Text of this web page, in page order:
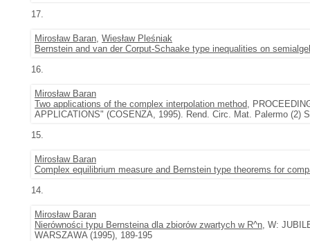
17.
Mirosław Baran, Wiesław Pleśniak
Bernstein and van der Corput-Schaake type inequalities on
16.
Mirosław Baran
Two applications of the complex interpolation method,
APPLICATIONS" (COSENZA, 1995). Rend. Circ. Mat. Palermo (2)
15.
Mirosław Baran
Complex equilibrium measure and Bernstein type theorems for
14.
Mirosław Baran
Nierówności typu Bernsteina dla zbiorów zwartych w R^n, W:
WARSZAWA (1995), 189-195